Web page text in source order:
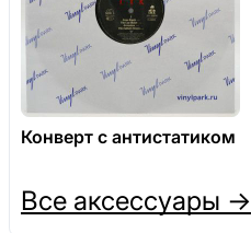
Конверт с антистатиком
Все аксессуары →